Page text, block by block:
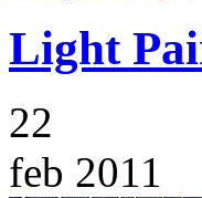
Light
22
feb 2011